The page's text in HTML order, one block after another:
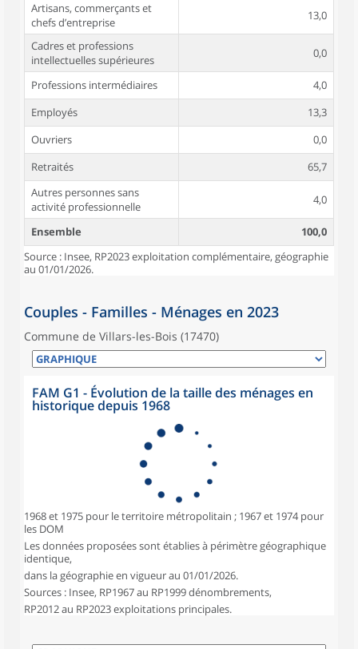
Artisans, commerçants et
chefs d’entreprise
13,0
Cadres et professions
intellectuelles supérieures
0,0
Professions intermédiaires
4,0
Employés
13,3
Ouvriers
0,0
Retraités
65,7
Autres personnes sans
activité professionnelle
4,0
Ensemble
100,0
Source : Insee, RP2023 exploitation complémentaire, géographie
au 01/01/2026.
Couples - Familles - Ménages en 2023
Commune de Villars-les-Bois (17470)
FAM G1 - Évolution de la taille des ménages en
historique depuis 1968
1968 et 1975 pour le territoire métropolitain ; 1967 et 1974 pour
les DOM
Les données proposées sont établies à périmètre géographique
identique,
dans la géographie en vigueur au 01/01/2026.
Sources : Insee, RP1967 au RP1999 dénombrements,
RP2012 au RP2023 exploitations principales.